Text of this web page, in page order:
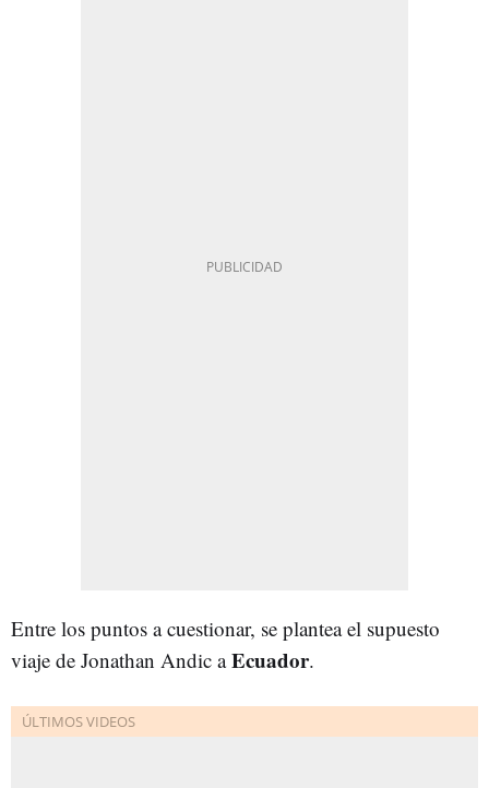
Entre los puntos a cuestionar, se plantea el supuesto
viaje de Jonathan Andic aEcuador.